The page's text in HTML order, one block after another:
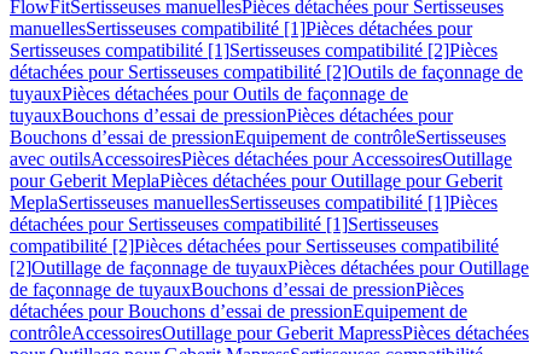
FlowFitSertisseuses manuellesPièces détachées pour Sertisseuses
manuellesSertisseuses compatibilité [1]Pièces détachées pour
Sertisseuses compatibilité [1]Sertisseuses compatibilité [2]Pièces
détachées pour Sertisseuses compatibilité [2]Outils de façonnage de
tuyauxPièces détachées pour Outils de façonnage de
tuyauxBouchons d’essai de pressionPièces détachées pour
Bouchons d’essai de pressionEquipement de contrôleSertisseuses
avec outilsAccessoiresPièces détachées pour AccessoiresOutillage
pour Geberit MeplaPièces détachées pour Outillage pour Geberit
MeplaSertisseuses manuellesSertisseuses compatibilité [1]Pièces
détachées pour Sertisseuses compatibilité [1]Sertisseuses
compatibilité [2]Pièces détachées pour Sertisseuses compatibilité
[2]Outillage de façonnage de tuyauxPièces détachées pour Outillage
de façonnage de tuyauxBouchons d’essai de pressionPièces
détachées pour Bouchons d’essai de pressionEquipement de
contrôleAccessoiresOutillage pour Geberit MapressPièces détachées